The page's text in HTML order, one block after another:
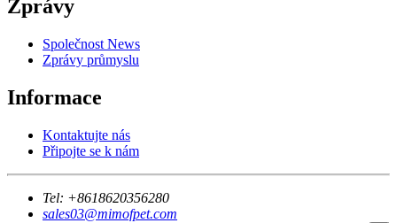
Zprávy
Společnost News
Zprávy průmyslu
Informace
Kontaktujte nás
Připojte se k nám
Tel: +8618620356280
sales03@mimofpet.com